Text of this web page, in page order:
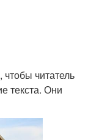
читатель
текста. Они